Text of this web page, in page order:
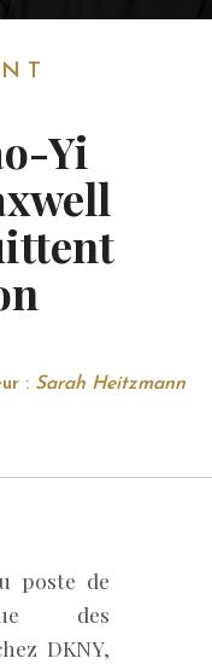
Yi
: Sarah Heitzmann
poste de
des
DKNY,